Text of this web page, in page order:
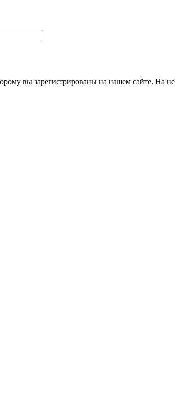
вы зарегистрированы на нашем сайте.